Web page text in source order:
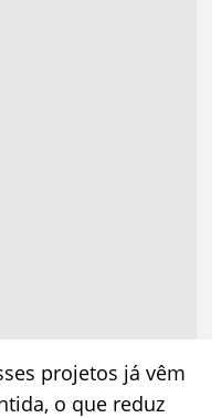
projetos já vêm
o que reduz